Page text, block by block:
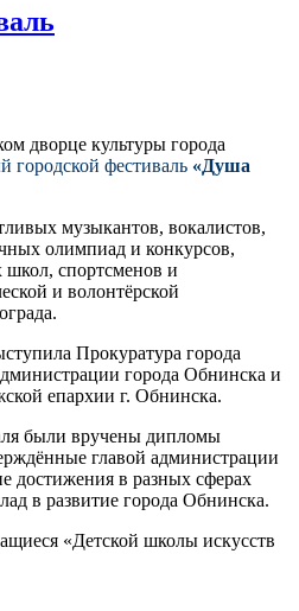
дворце культуры города
городской фестиваль «Душа
музыкантов, вокалистов,
олимпиад и конкурсов,
школ, спортсменов и
и волонтёрской
Прокуратура города
города Обнинска и
епархии г. Обнинска.
были вручены дипломы
главой администрации
достижения в разных сферах
в развитие города Обнинска.
«Детской школы искусств